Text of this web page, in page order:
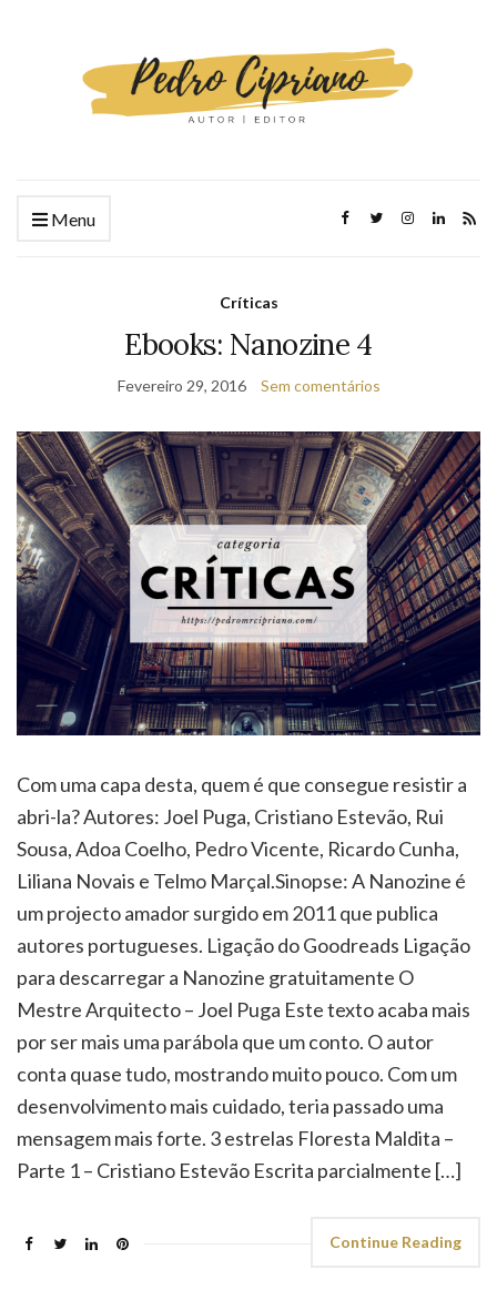
Menu
Críticas
Ebooks: Nanozine 4
Fevereiro 29, 2016 Sem comentários
Com uma capa desta, quem é que consegue resistir a
abri-la? Autores: Joel Puga, Cristiano Estevão, Rui
Sousa, Adoa Coelho, Pedro Vicente, Ricardo Cunha,
Liliana Novais e Telmo Marçal.Sinopse: A Nanozine é
um projecto amador surgido em 2011 que publica
autores portugueses. Ligação do Goodreads Ligação
para descarregar a Nanozine gratuitamente O
Mestre Arquitecto – Joel Puga Este texto acaba mais
por ser mais uma parábola que um conto. O autor
conta quase tudo, mostrando muito pouco. Com um
desenvolvimento mais cuidado, teria passado uma
mensagem mais forte. 3 estrelas Floresta Maldita –
Parte 1 – Cristiano Estevão Escrita parcialmente […]
Continue Reading